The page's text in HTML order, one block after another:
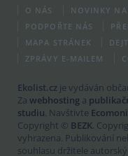
O NÁS NOVINKY NA
PODPOŘTE NÁS
MAPA STRÁNEK
ZPRÁVY E-MAILEM
Ekolist.cz je vydáván
Za webhosting a
studiu . Navštivte
Copyright © BEZK .
vyhrazena. Publikování
souhlasu držitele